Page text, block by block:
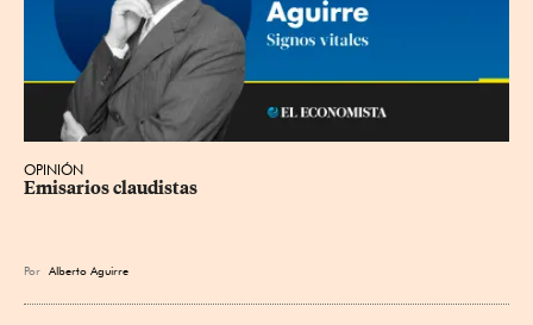
OPINIÓN
Emisarios claudistas
Por Alberto Aguirre